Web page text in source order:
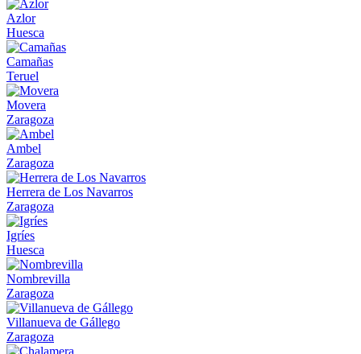
Azlor
Huesca
Camañas
Teruel
Movera
Zaragoza
Ambel
Zaragoza
Herrera de Los Navarros
Zaragoza
Igríes
Huesca
Nombrevilla
Zaragoza
Villanueva de Gállego
Zaragoza